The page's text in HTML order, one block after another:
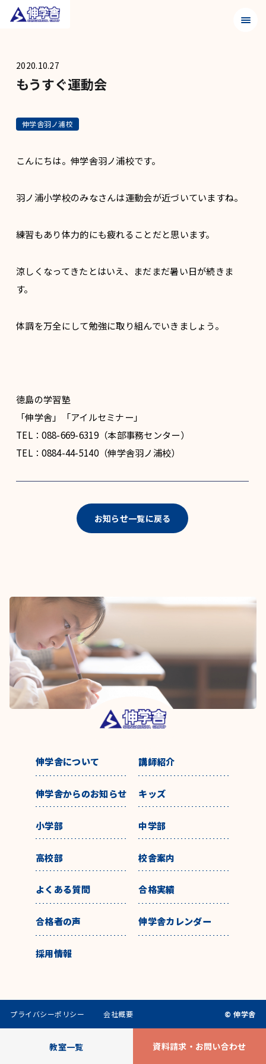
メニ
教室一覧 資料請求・お問い合わせ
2020.10.27
もうすぐ運動会
伸学舎羽ノ浦校
こんにちは。伸学舎羽ノ浦校です。
羽ノ浦小学校のみなさんは運動会が近づいていますね。
練習もあり体力的にも疲れることだと思います。
涼しくなってきたとはいえ、まだまだ暑い日が続きま
す。
体調を万全にして勉強に取り組んでいきましょう。
徳島の学習塾
「伸学舎」「アイルセミナー」
TEL：088-669-6319（本部事務センター）
TEL：0884-44-5140（伸学舎羽ノ浦校）
お知らせ一覧に戻る
伸学舎について 講師紹介
伸学舎からのお知らせ キッズ
小学部 中学部
高校部 校舎案内
よくある質問 合格実績
合格者の声 伸学舎カレンダー
採用情報
プライバシーポリシー 会社概要 © 伸学舎